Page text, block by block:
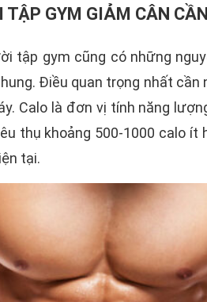
TẬP GYM GIẢM CÂN
tập gym cũng có những
Điều quan trọng nhất cần
Calo là đơn vị tính năng
thụ khoảng 500-1000 calo ít
tại.